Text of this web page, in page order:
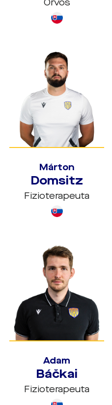
Orvos
Márton
Domsitz
Fizioterapeuta
Adam
Báčkai
Fizioterapeuta